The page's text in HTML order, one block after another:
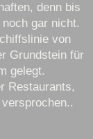
denn bis
gar nicht.
von
Grundstein für
gelegt.
Restaurants,